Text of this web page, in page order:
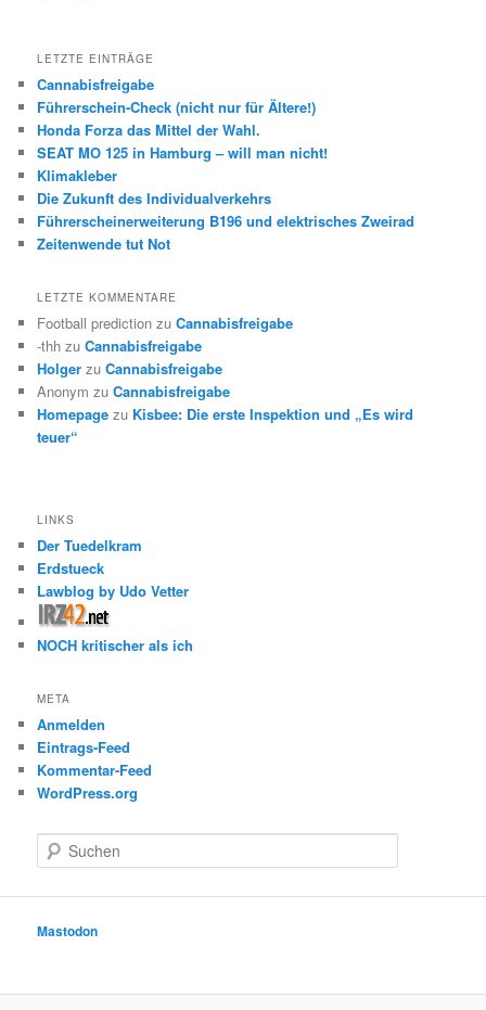
LETZTE EINTRÄGE
Cannabisfreigabe
Führerschein-Check (nicht nur für Ältere!)
Honda Forza das Mittel der Wahl.
SEAT MO 125 in Hamburg – will man nicht!
Klimakleber
Die Zukunft des Individualverkehrs
Führerscheinerweiterung B196 und elektrisches Zweirad
Zeitenwende tut Not
LETZTE KOMMENTARE
Football prediction zuCannabisfreigabe
-thh zuCannabisfreigabe
Holger zuCannabisfreigabe
Anonym zuCannabisfreigabe
Homepage zu Kisbee: Die erste Inspektion und „Es wird
teuer“
LINKS
Der Tuedelkram
Erdstueck
Lawblog by Udo Vetter
NOCH kritischer als ich
META
Anmelden
Eintrags-Feed
Kommentar-Feed
WordPress.org
u
e
Mastodon